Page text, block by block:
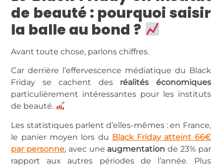
de beauté : pourquoi saisir
la balle au bond ?
Avant toute chose, parlons chiffres.
Car derrière l’effervescence médiatique du Black
Friday se cachent desréalités économiques
particulièrement intéressantes pour les instituts
de beauté.
Les statistiques parlent d’elles-mêmes : en France,
le panier moyen lors du Black Friday atteint 66€
par personne, avec une augmentation de 23% par
rapport aux autres périodes de l’année. Plus